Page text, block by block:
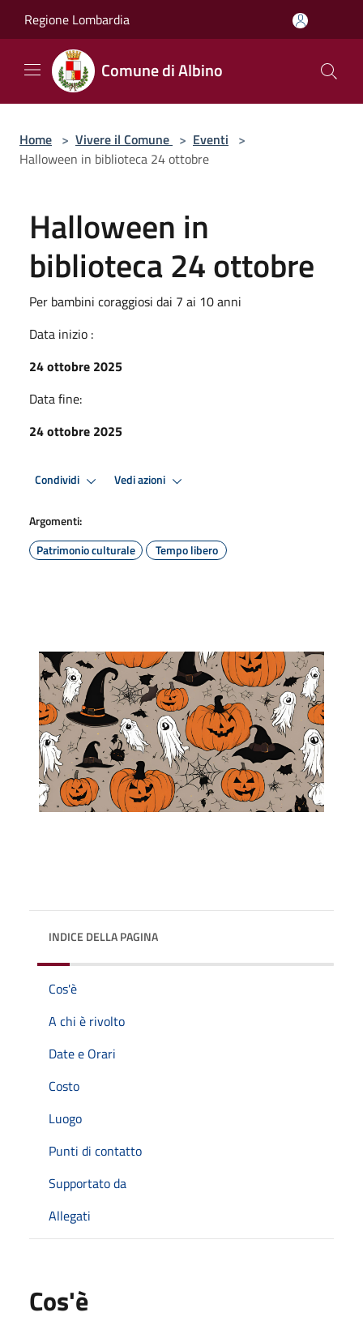
Regione Lombardia
Comune di Albino
Home > Vivere il Comune > Eventi >
Halloween in biblioteca 24 ottobre
Halloween in
biblioteca 24 ottobre
Per bambini coraggiosi dai 7 ai 10 anni
Data inizio :
24 ottobre 2025
Data fine:
24 ottobre 2025
Condividi Vedi azioni
Argomenti:
Patrimonio culturale
Tempo libero
INDICE DELLA PAGINA
Cos'è
A chi è rivolto
Date e Orari
Costo
Luogo
Punti di contatto
Supportato da
Allegati
Cos'è